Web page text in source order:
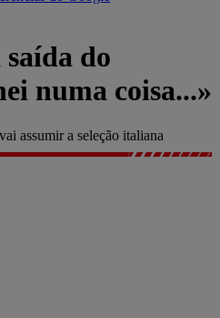
do
numa coisa...»
assumir a seleção italiana